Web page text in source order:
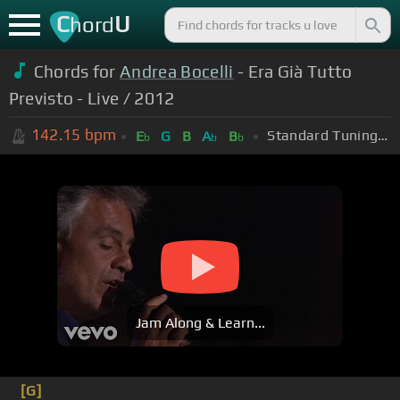
ChordU
Chords for Andrea Bocelli - Era Già Tutto
Previsto - Live / 2012
142.15 bpm Eb G B Ab Bb Standard Tuning (EADGBE)
Jam Along & Learn...
[G]